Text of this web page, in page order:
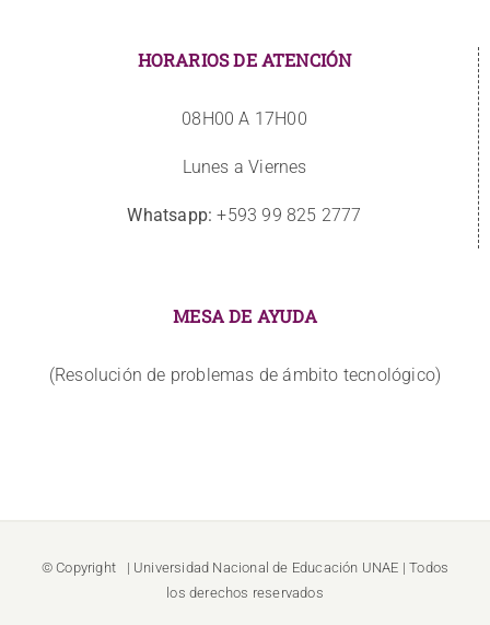
HORARIOS DE ATENCIÓN
08H00 A 17H00
Lunes a Viernes
Whatsapp: +593 99 825 2777
MESA DE AYUDA
(Resolución de problemas de ámbito tecnológico)
© Copyright | Universidad Nacional de Educación UNAE | Todos
los derechos reservados